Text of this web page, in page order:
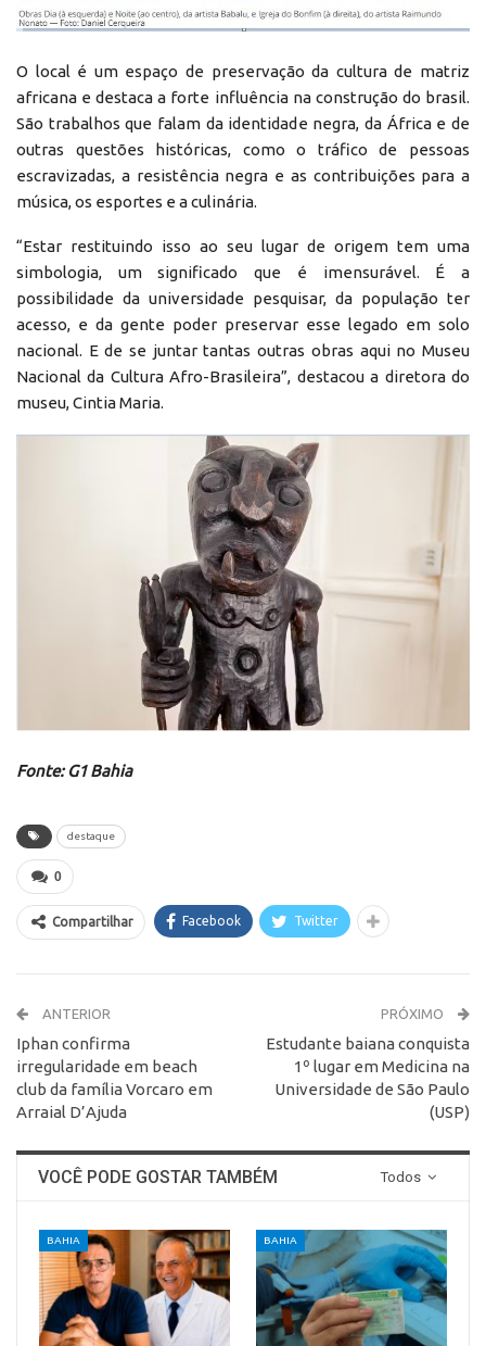
O local é um espaço de preservação da cultura de matriz
africana e destaca a forte influência na construção do brasil.
São trabalhos que falam da identidade negra, da África e de
outras questões históricas, como o tráfico de pessoas
escravizadas, a resistência negra e as contribuições para a
música, os esportes e a culinária.
“Estar restituindo isso ao seu lugar de origem tem uma
simbologia, um significado que é imensurável. É a
possibilidade da universidade pesquisar, da população ter
acesso, e da gente poder preservar esse legado em solo
nacional. E de se juntar tantas outras obras aqui no Museu
Nacional da Cultura Afro-Brasileira”, destacou a diretora do
museu, Cintia Maria.
Fonte: G1 Bahia
destaque
0
Compartilhar Facebook Twitter
ANTERIOR
Iphan confirma
irregularidade em beach
club da família Vorcaro em
Arraial D’Ajuda
PRÓXIMO
Estudante baiana conquista
1º lugar em Medicina na
Universidade de São Paulo
(USP)
Todos
VOCÊ PODE GOSTAR TAMBÉM
BAHIA BAHIA